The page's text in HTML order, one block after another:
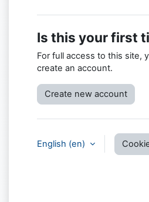
Is this your first
For full access to this site,
create an account.
Create new account
English ‎(en)‎